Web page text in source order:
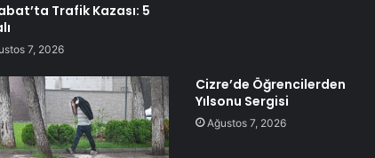
Trafik Kazası: 5
7, 2026
Cizre’de Öğrencilerden
Yılsonu Sergisi
Ağustos 7, 2026